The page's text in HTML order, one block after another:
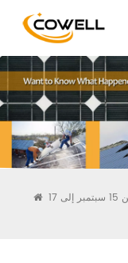
عطلة مهرجان منتصف الخريف من 15 سبتمبر إلى 17